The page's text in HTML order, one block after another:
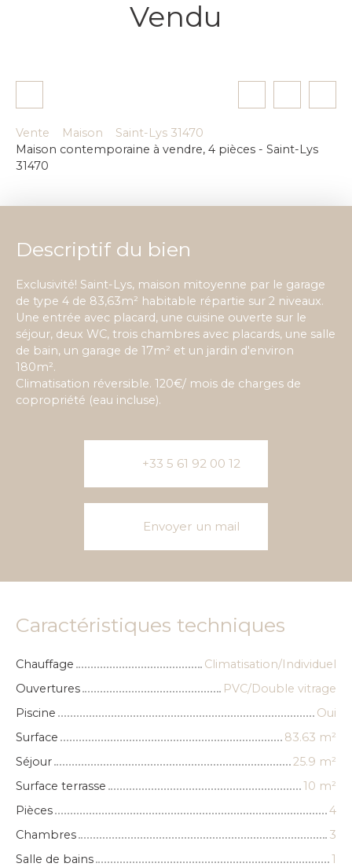
Vendu
Vente Maison
Saint-Lys 31470
Maison contemporaine à vendre, 4 pièces - Saint-Lys
31470
Descriptif du bien
Exclusivité! Saint-Lys, maison mitoyenne par le garage
de type 4 de 83,63m² habitable répartie sur 2 niveaux.
Une entrée avec placard, une cuisine ouverte sur le
séjour, deux WC, trois chambres avec placards, une salle
de bain, un garage de 17m² et un jardin d'environ
180m².
Climatisation réversible. 120€/ mois de charges de
copropriété (eau incluse).
+33 5 61 92 00 12
Envoyer un mail
Caractéristiques techniques
Chauffage
Climatisation/Individuel
Ouvertures
PVC/Double vitrage
Piscine
Oui
Surface
83.63 m²
Séjour
25.9 m²
Surface terrasse
10 m²
Pièces
4
Chambres
3
Salle de bains
1